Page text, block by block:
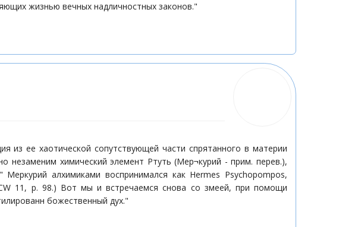
жизнью вечных надличностных законов."
из ее хаотической сопутствующей части спрятанного в материи
незаменим химический элемент Ртуть (Мер¬курий - прим. перев.),
алхимиками воспринимался как Hermes Psychopompos,
11, p. 98.) Вот мы и встречаемся снова со змеей, при помощи
божественный дух."